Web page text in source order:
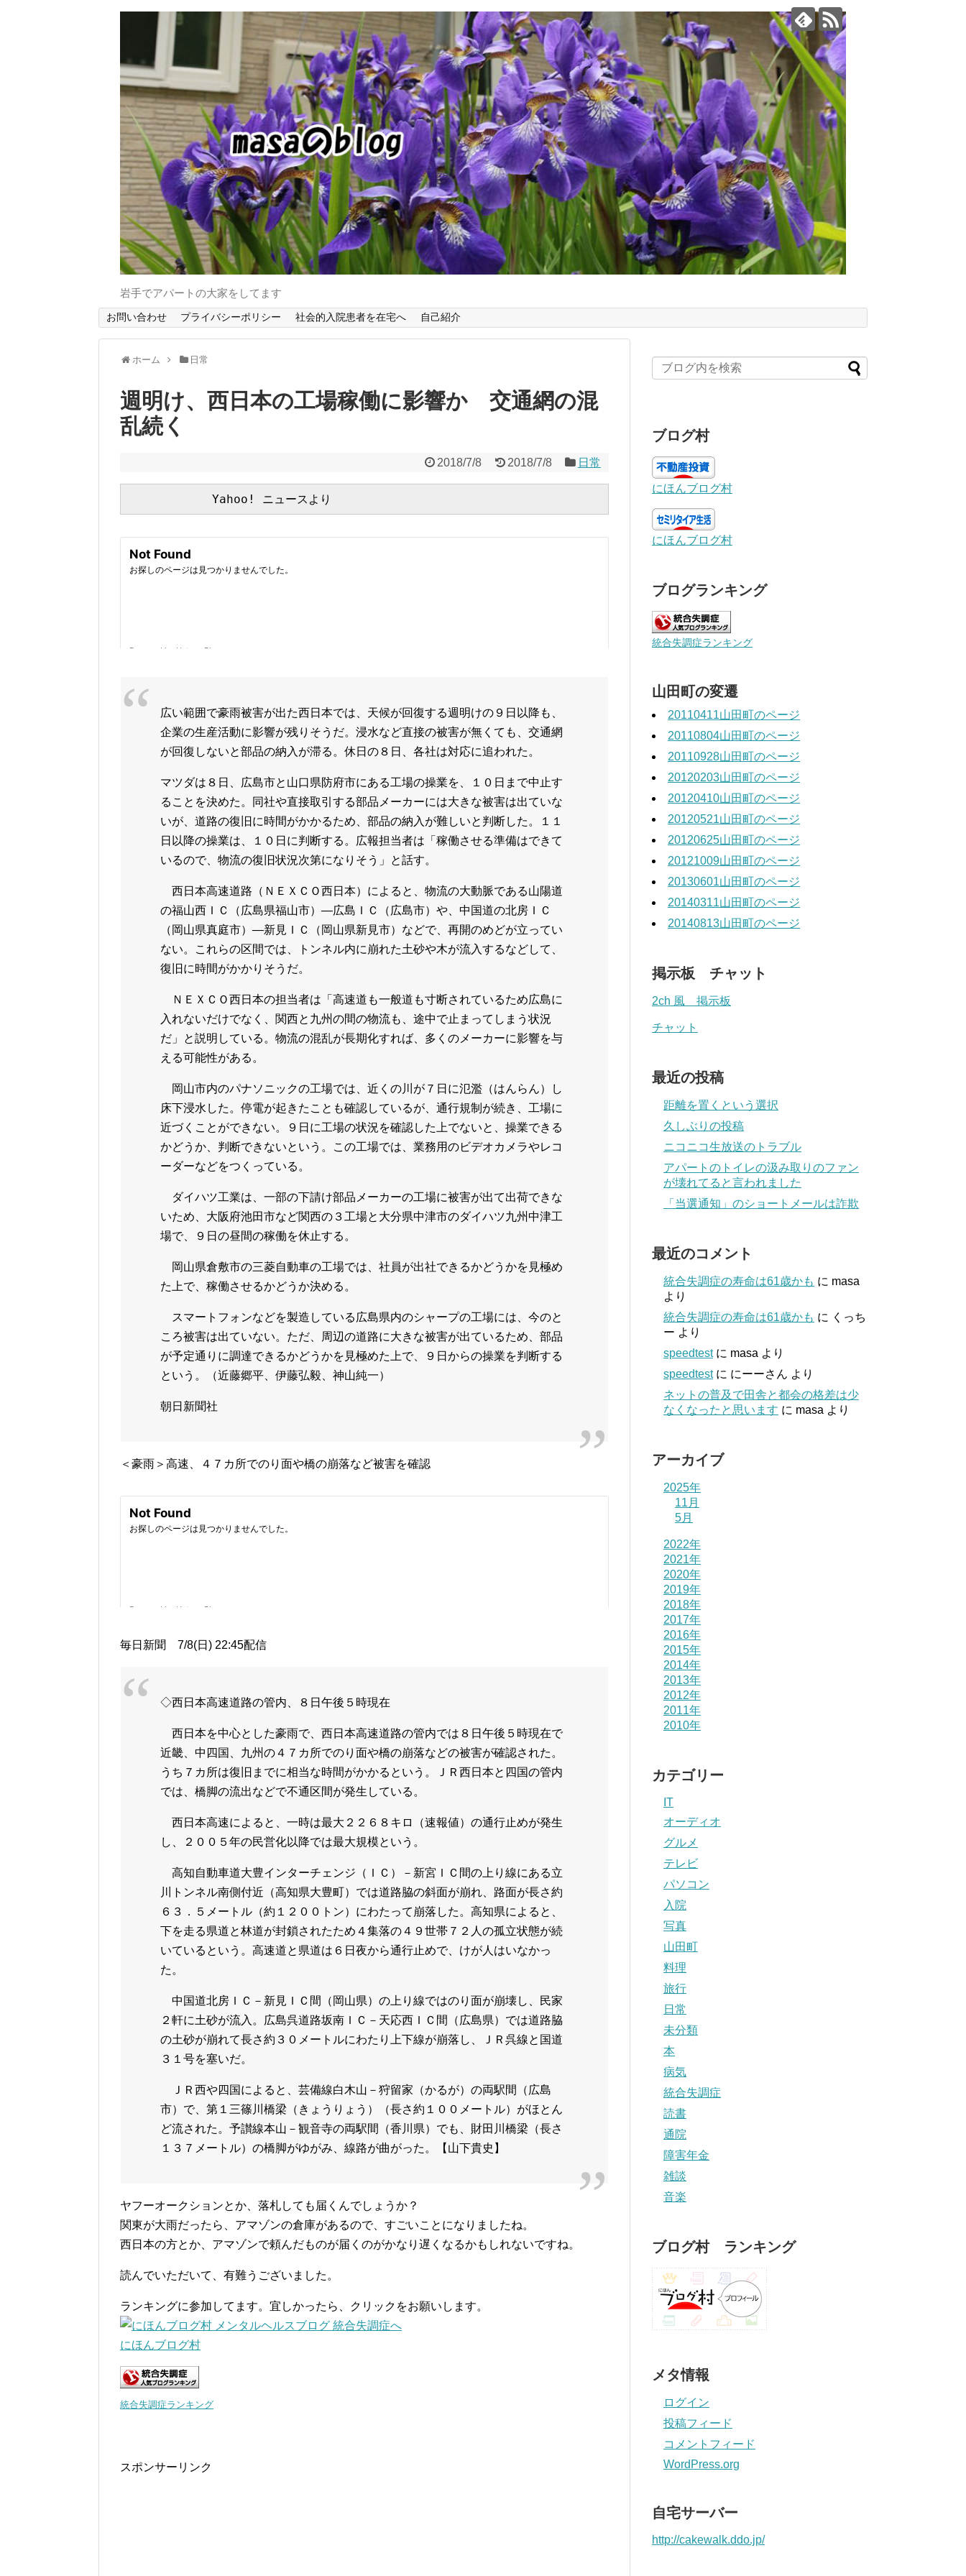
岩手でアパートの大家をしてます
お問い合わせ プライバシーポリシー 社会的入院患者を在宅へ 自己紹介
ホーム 日常
週明け、西日本の工場稼働に影響か 交通網の混
乱続く
2018/7/8 2018/7/8 日常
広い範囲で豪雨被害が出た西日本では、天候が回復する週明けの９日以降も、
企業の生産活動に影響が残りそうだ。浸水など直接の被害が無くても、交通網
が回復しないと部品の納入が滞る。休日の８日、各社は対応に追われた。
マツダは８日、広島市と山口県防府市にある工場の操業を、１０日まで中止す
ることを決めた。同社や直接取引する部品メーカーには大きな被害は出ていな
いが、道路の復旧に時間がかかるため、部品の納入が難しいと判断した。１１
日以降の操業は、１０日に判断する。広報担当者は「稼働させる準備はできて
いるので、物流の復旧状況次第になりそう」と話す。
西日本高速道路（ＮＥＸＣＯ西日本）によると、物流の大動脈である山陽道
の福山西ＩＣ（広島県福山市）―広島ＩＣ（広島市）や、中国道の北房ＩＣ
（岡山県真庭市）―新見ＩＣ（岡山県新見市）などで、再開のめどが立ってい
ない。これらの区間では、トンネル内に崩れた土砂や木が流入するなどして、
復旧に時間がかかりそうだ。
ＮＥＸＣＯ西日本の担当者は「高速道も一般道も寸断されているため広島に
入れないだけでなく、関西と九州の間の物流も、途中で止まってしまう状況
だ」と説明している。物流の混乱が長期化すれば、多くのメーカーに影響を与
える可能性がある。
岡山市内のパナソニックの工場では、近くの川が７日に氾濫（はんらん）し
床下浸水した。停電が起きたことも確認しているが、通行規制が続き、工場に
近づくことができない。９日に工場の状況を確認した上でないと、操業できる
かどうか、判断できないという。この工場では、業務用のビデオカメラやレコ
ーダーなどをつくっている。
ダイハツ工業は、一部の下請け部品メーカーの工場に被害が出て出荷できな
いため、大阪府池田市など関西の３工場と大分県中津市のダイハツ九州中津工
場で、９日の昼間の稼働を休止する。
岡山県倉敷市の三菱自動車の工場では、社員が出社できるかどうかを見極め
た上で、稼働させるかどうか決める。
スマートフォンなどを製造している広島県内のシャープの工場には、今のと
ころ被害は出ていない。ただ、周辺の道路に大きな被害が出ているため、部品
が予定通りに調達できるかどうかを見極めた上で、９日からの操業を判断する
という。（近藤郷平、伊藤弘毅、神山純一）
朝日新聞社
＜豪雨＞高速、４７カ所でのり面や橋の崩落など被害を確認
毎日新聞 7/8(日) 22:45配信
◇西日本高速道路の管内、８日午後５時現在
西日本を中心とした豪雨で、西日本高速道路の管内では８日午後５時現在で
近畿、中四国、九州の４７カ所でのり面や橋の崩落などの被害が確認された。
うち７カ所は復旧までに相当な時間がかかるという。ＪＲ西日本と四国の管内
では、橋脚の流出などで不通区間が発生している。
西日本高速によると、一時は最大２２６８キロ（速報値）の通行止めが発生
し、２００５年の民営化以降では最大規模という。
高知自動車道大豊インターチェンジ（ＩＣ）－新宮ＩＣ間の上り線にある立
川トンネル南側付近（高知県大豊町）では道路脇の斜面が崩れ、路面が長さ約
６３．５メートル（約１２００トン）にわたって崩落した。高知県によると、
下を走る県道と林道が封鎖されたため４集落の４９世帯７２人の孤立状態が続
いているという。高速道と県道は６日夜から通行止めで、けが人はいなかっ
た。
中国道北房ＩＣ－新見ＩＣ間（岡山県）の上り線ではのり面が崩壊し、民家
２軒に土砂が流入。広島呉道路坂南ＩＣ－天応西ＩＣ間（広島県）では道路脇
の土砂が崩れて長さ約３０メートルにわたり上下線が崩落し、ＪＲ呉線と国道
３１号を塞いだ。
ＪＲ西や四国によると、芸備線白木山－狩留家（かるが）の両駅間（広島
市）で、第１三篠川橋梁（きょうりょう）（長さ約１００メートル）がほとん
ど流された。予讃線本山－観音寺の両駅間（香川県）でも、財田川橋梁（長さ
１３７メートル）の橋脚がゆがみ、線路が曲がった。【山下貴史】
ヤフーオークションとか、落札しても届くんでしょうか？
関東が大雨だったら、アマゾンの倉庫があるので、すごいことになりましたね。
西日本の方とか、アマゾンで頼んだものが届くのがかなり遅くなるかもしれないですね。
読んでいただいて、有難うございました。
ランキングに参加してます。宜しかったら、クリックをお願いします。
にほんブログ村
統合失調症ランキング
スポンサーリンク
ブログ村
にほんブログ村
にほんブログ村
ブログランキング
統合失調症ランキング
山田町の変遷
20110411山田町のページ
20110804山田町のページ
20110928山田町のページ
20120203山田町のページ
20120410山田町のページ
20120521山田町のページ
20120625山田町のページ
20121009山田町のページ
20130601山田町のページ
20140311山田町のページ
20140813山田町のページ
掲示板 チャット
2ch 風 掲示板
チャット
最近の投稿
距離を置くという選択
久しぶりの投稿
ニコニコ生放送のトラブル
アパートのトイレの汲み取りのファン
が壊れてると言われました
「当選通知」のショートメールは詐欺
最近のコメント
統合失調症の寿命は61歳かも に masa
より
統合失調症の寿命は61歳かも に くっち
ー より
speedtestに masa より
speedtestに にーーさん より
ネットの普及で田舎と都会の格差は少
なくなったと思います に masa より
アーカイブ
2025年
11月
5月
2022年
2021年
2020年
2019年
2018年
2017年
2016年
2015年
2014年
2013年
2012年
2011年
2010年
カテゴリー
IT
オーディオ
グルメ
テレビ
パソコン
入院
写真
山田町
料理
旅行
日常
未分類
本
病気
統合失調症
読書
通院
障害年金
雑談
音楽
ブログ村 ランキング
メタ情報
ログイン
投稿フィード
コメントフィード
WordPress.org
自宅サーバー
http://cakewalk.ddo.jp/